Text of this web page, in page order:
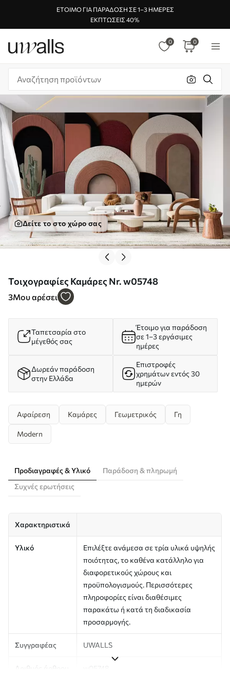
ΈΤΟΙΜΟ ΓΙΑ ΠΑΡΆΔΟΣΗ ΣΕ 1–3 ΗΜΈΡΕΣ
ΕΚΠΤΏΣΕΙΣ 40%
0 0
Δείτε το στο χώρο σας
Τοιχογραφίες Καμάρες Nr. w05748
3Μου αρέσει
Ταπετσαρία στο
μέγεθός σας
Έτοιμο για παράδοση
σε 1–3 εργάσιμες
ημέρες
Δωρεάν παράδοση
στην Ελλάδα
Επιστροφές
χρημάτων εντός 30
ημερών
Αφαίρεση Καμάρες Γεωμετρικός Γη
Modern
Προδιαγραφές & Υλικό
Παράδοση & πληρωμή
Συχνές ερωτήσεις
Χαρακτηριστικά
Υλικό
Επιλέξτε ανάμεσα σε τρία υλικά υψηλής
ποιότητας, το καθένα κατάλληλο για
διαφορετικούς χώρους και
προϋπολογισμούς. Περισσότερες
πληροφορίες είναι διαθέσιμες
παρακάτω ή κατά τη διαδικασία
προσαρμογής.
Συγγραφέας UWALLS
Αριθμός άρθρου